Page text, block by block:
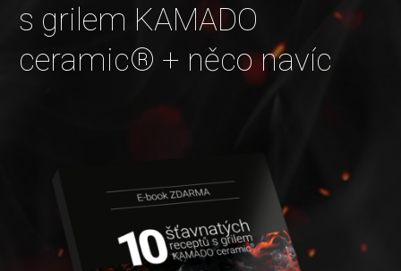
s grilem KAMADO
ceramic® + něco navíc